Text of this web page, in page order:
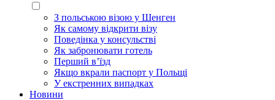
З польською візою у Шенген
Як самому відкрити візу
Поведінка у консульстві
Як забронювати готель
Перший в’їзд
Якщо вкрали паспорт у Польщі
У екстренних випадках
Новини